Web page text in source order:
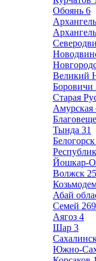
Обоянь 6
Великий
Боровичи
Старая
Амурская
Тында 31
Белогорск
Йошкар-
Волжск 25
Абай
Семей 269
Аягоз 4
Шар 3
Южно-